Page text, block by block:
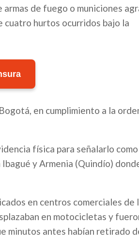
de fuego o municiones
cuatro hurtos ocurridos bajo la
en cumplimiento a la
física para señalarlo como
y Armenia (Quindío)
en centros comerciales de
en motocicletas y
minutos antes habían retirado